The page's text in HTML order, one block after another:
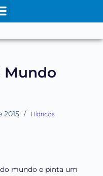
Mundo
2015 Hídricos
mundo e pinta um